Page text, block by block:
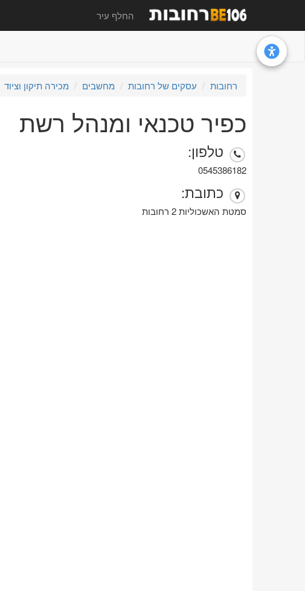
החלף עיר
רחובות עסקים של רחובות מחשבים מכירה תיקון וציוד
כפיר טכנאי ומנהל רשת
טלפון:
0545386182
כתובת:
סמטת האשכוליות 2 רחובות